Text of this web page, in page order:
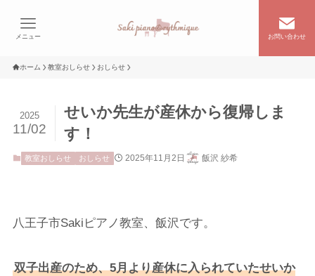
お問い合わせ
メニュー
ホーム 教室おしらせ おしらせ
せいか先生が産休から復帰しま
す！
2025
11/02
教室おしらせ おしらせ 2025年11月2日 飯沢 紗希
八王子市Sakiピアノ教室、飯沢です。
双子出産のため、5月より産休に入られていたせいか